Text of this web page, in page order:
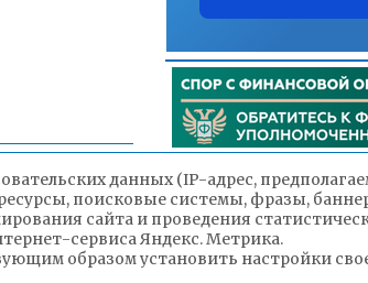
данных (IP-адрес,
поисковые системы, фразы,
сайта и проведения
сервиса Яндекс. Метрика.
образом установить настройки